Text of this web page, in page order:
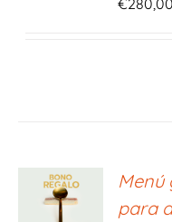
Menú
para